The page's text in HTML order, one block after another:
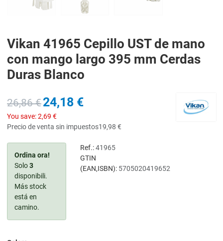
Vikan 41965 Cepillo UST de mano
con mango largo 395 mm Cerdas
Duras Blanco
26,86 €24,18 €
You save:2,69 €
Precio de venta sin impuestos19,98 €
Ordina ora!
Solo3
disponibili.
Más stock
está en
camino.
Ref.: 41965
GTIN
(EAN,ISBN): 5705020419652